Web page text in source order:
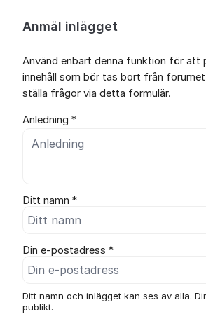
Anmäl inlägget
Använd enbart denna funktion för att
innehåll som bör tas bort från
ställa frågor via detta formulär.
Anledning *
Ditt namn *
Din e-postadress *
Ditt namn och inlägget kan ses av alla.
publikt.